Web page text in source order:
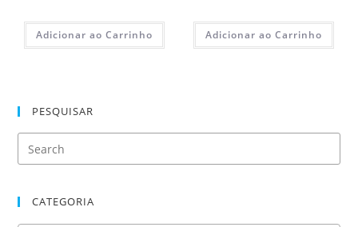
Adicionar ao Carrinho Adicionar ao Carrinho
PESQUISAR
CATEGORIA